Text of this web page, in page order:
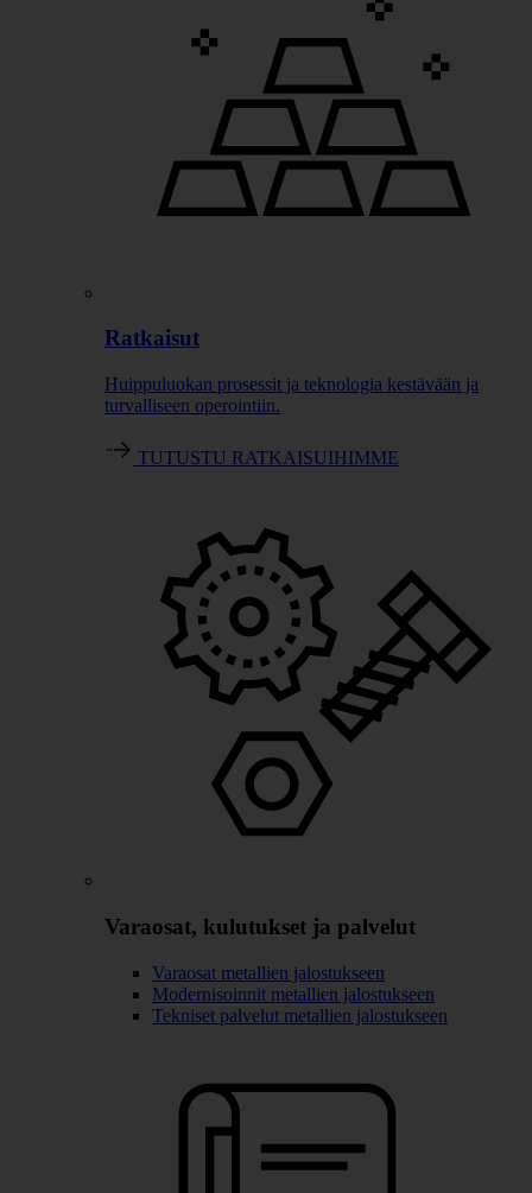
Ratkaisut
Huippuluokan prosessit ja teknologia kestävään ja
turvalliseen operointiin.
TUTUSTU RATKAISUIHIMME
Varaosat, kulutukset ja palvelut
Varaosat metallien jalostukseen
Modernisoinnit metallien jalostukseen
Tekniset palvelut metallien jalostukseen